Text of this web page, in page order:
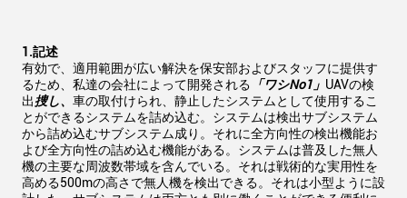
1.記述
有効で、適用範囲が広い解決を保安部およびスタッフに提供す
るため、私達の会社によって開発される 「ワシNo1」 UAVの検
出捜し、 車の取付けられ、静止したシステムとして使用するこ
とができるシステムを詰め込む。システムは検出サブシステム
から詰め込むサブシステム成り。それに全方向性の検出機能お
よび全方向性の詰め込む機能がある。システムは普及した無人
機の主要な周波数帯域を含んでいる。それは戦術的な実用性を
高める500mの高さで無人機を検出できる。それは小型ように設